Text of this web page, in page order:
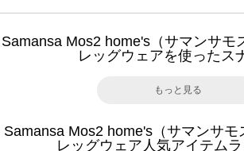
Samansa Mos2 home's（サマンサモ
レッグウェアを使ったス
もっと見る
Samansa Mos2 home's（サマンサモ
レッグウェア人気アイテム